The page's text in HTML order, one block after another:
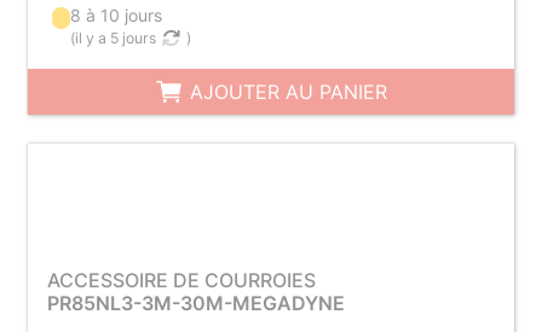
8 à 10 jours
(il y a 5 jours )
AJOUTER AU PANIER
ACCESSOIRE DE COURROIES
PR85NL3-3M-30M-MEGADYNE